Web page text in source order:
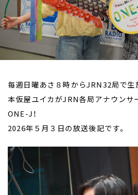
毎週日曜あさ８時からJRN32局で生
本仮屋ユイカがJRN各局アナウンサ
ONE-J！
2026年５月３日の放送後記です。